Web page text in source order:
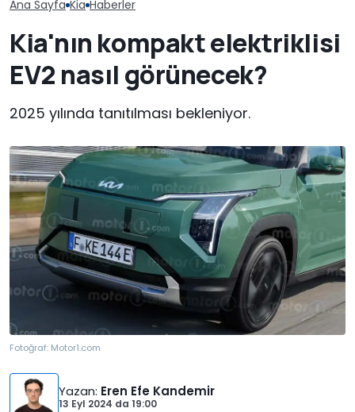
Ana Sayfa Kia Haberler
Kia'nın kompakt elektriklisi
EV2 nasıl görünecek?
2025 yılında tanıtılması bekleniyor.
Fotoğraf: Motor1.com
Yazan: Eren Efe Kandemir
13 Eyl 2024 da 19:00